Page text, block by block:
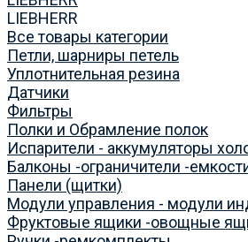
LIEBHERR
Все товары категории
Петли, шарниры петель
Уплотнительная резина
Датчики
Фильтры
Полки и Обрамление полок
Испарители - аккумуляторы
Балконы -ограничители -
Панели (щитки)
Модули управления - модули
Фруктовые ящики -овощные